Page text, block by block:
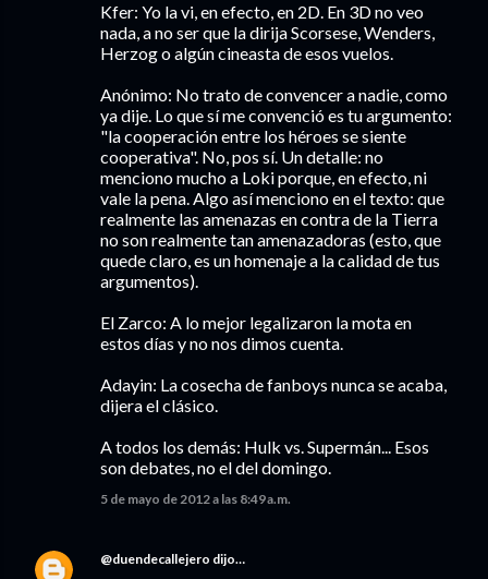
Kfer: Yo la vi, en efecto, en 2D. En 3D no veo
nada, a no ser que la dirija Scorsese, Wenders,
Herzog o algún cineasta de esos vuelos.
Anónimo: No trato de convencer a nadie, como
ya dije. Lo que sí me convenció es tu argumento:
"la cooperación entre los héroes se siente
cooperativa". No, pos sí. Un detalle: no
menciono mucho a Loki porque, en efecto, ni
vale la pena. Algo así menciono en el texto: que
realmente las amenazas en contra de la Tierra
no son realmente tan amenazadoras (esto, que
quede claro, es un homenaje a la calidad de tus
argumentos).
El Zarco: A lo mejor legalizaron la mota en
estos días y no nos dimos cuenta.
Adayin: La cosecha de fanboys nunca se acaba,
dijera el clásico.
A todos los demás: Hulk vs. Supermán... Esos
son debates, no el del domingo.
5 de mayo de 2012 a las 8:49 a.m.
@duendecallejero dijo…